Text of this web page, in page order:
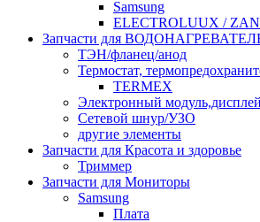
Samsung
ELECTROLUUX /
Запчасти для
ТЭН/фланец/анод
Термостат,
TERMEX
Электронный модуль,дисплей
Сетевой шнур/УЗО
другие элементы
Запчасти для Красота и здоровье
Триммер
Запчасти для Мониторы
Samsung
Плата